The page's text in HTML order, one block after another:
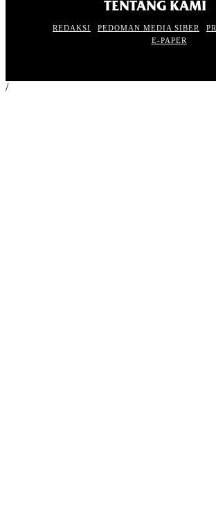
TENTANG KAMI
REDAKSI PEDOMAN MEDIA SIBER
E-PAPER
/